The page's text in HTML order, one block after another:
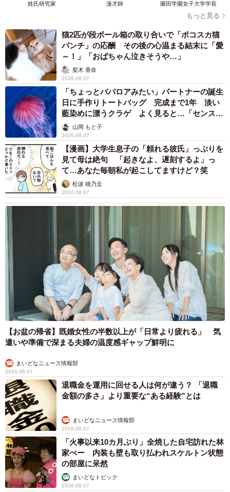
ナン ハロウィンの花嫁（2022年）』では声優にもチャレ
言う勿れ（2022年）』では、ある事件に巻き込まれた美
女・犬堂愛珠の役を演じ、物語の鍵を握る存在として作品
を盛り上げました。
【2位：柴咲コウ】
女優であり、アーティストとしても活躍しているマルチな
タレントで、国内外で幅広く活動歴がある女優です。2022
年放送のサスペンスドラマ『インビジブル』では、謎の犯
罪コーディネーター・キリコ役として、主人公の刑事・志
村貴文に協力するキャラクターを演じます。
【2位：波瑠】
連続テレビ小説『あさが来た（2015年）』への出演で脚光
を浴びた女優です。2022年のサスペンスドラマ『愛しい
嘘 優しい闇』では、同窓会に集まったメンバーが次々亡
くなるという展開の中、漫画家アシスタント・今井望緒役
としてハラハラドキドキの展開を盛り上げました。
◇ ◇
【出典】
▽サスペンスドラマの魅力とは？出演芸能人をランキング
で紹介
https://tpranking.com/suspense-drama
▽タレントパワーランキング
http://tpranking.com/
姓氏研究家 漫才師 園田学園女子大学学長
もっと見る
猫2匹が段ボール箱の取り合いで「ポコスカ猫
パンチ」の応酬 その後の心温まる結末に「愛
～！」「おばちゃん泣きそうや…」
梨木 香奈
2026.08.07
「ちょっとババロアみたい」パートナーの誕生
日に手作りトートバッグ 完成まで1年 淡い
藍染めに漂うクラゲ よく見ると…「センスす
ごい」山岡 もと子
2026.08.07
【漫画】大学生息子の「頼れる彼氏」っぷりを
見て母は絶句 「起きなよ、遅刻するよ」っ
て…あなた毎朝私が起こしてますけど？笑
松波 穂乃圭
2026.08.07
【お盆の帰省】既婚女性の半数以上が「日常より疲れる」 気
遣いや準備で深まる夫婦の温度感ギャップ鮮明に
まいどなニュース情報部
2026.08.07
退職金を運用に回せる人は何が違う？ 「退職
金額の多さ」より重要な“ある経験”とは
まいどなニュース情報部
2026.08.07
「火事以来10カ月ぶり」全焼した自宅訪れた林
家ぺー 内装も壁も取り払われスケルトン状態
の部屋に呆然
まいどなトピック
2026.08.07